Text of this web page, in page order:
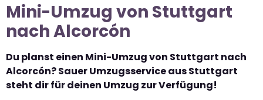
Mini-Umzug von Stuttgart
nach Alcorcón
Du planst einen Mini-Umzug von Stuttgart nach
Alcorcón? Sauer Umzugsservice aus Stuttgart
steht dir für deinen Umzug zur Verfügung!